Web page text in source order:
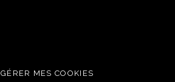
GÉRER MES COOKIES